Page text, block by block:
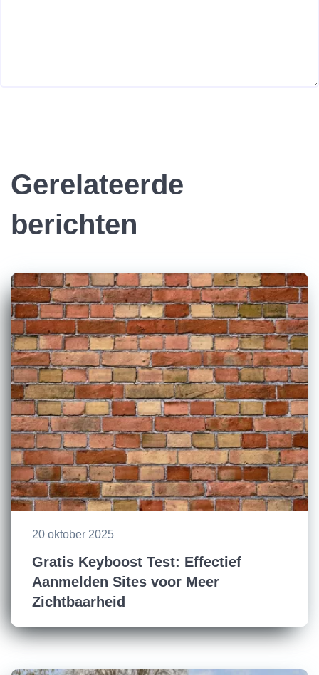
Gerelateerde
berichten
20 oktober 2025
Gratis Keyboost Test: Effectief
Aanmelden Sites voor Meer
Zichtbaarheid